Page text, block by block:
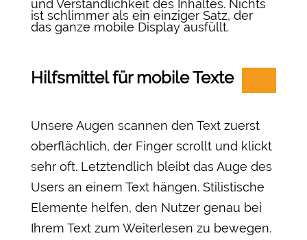
und Verständlichkeit des Inhaltes. Nichts
ist schlimmer als ein einziger Satz, der
das ganze mobile Display ausfüllt.
Hilfsmittel für mobile Texte
Unsere Augen scannen den Text zuerst
oberflächlich, der Finger scrollt und klickt
sehr oft. Letztendlich bleibt das Auge des
Users an einem Text hängen. Stilistische
Elemente helfen, den Nutzer genau bei
Ihrem Text zum Weiterlesen zu bewegen.